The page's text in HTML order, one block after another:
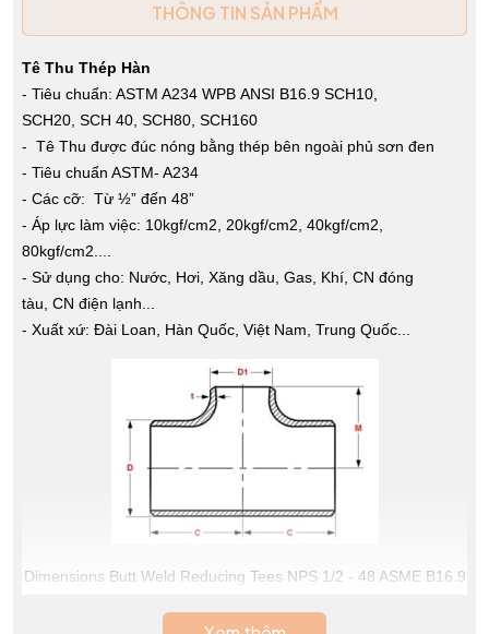
THÔNG TIN SẢN PHẨM
Tê Thu Thép Hàn
- Tiêu chuẩn: ASTM A234 WPB ANSI B16.9 SCH10,
SCH20, SCH 40, SCH80, SCH160
- Tê Thu được đúc nóng bằng thép bên ngoài phủ sơn đen
- Tiêu chuẩn ASTM- A234
- Các cỡ: Từ ½” đến 48”
- Áp lực làm việc: 10kgf/cm2, 20kgf/cm2, 40kgf/cm2,
80kgf/cm2....
- Sử dụng cho: Nước, Hơi, Xăng dầu, Gas, Khí, CN đóng
tàu, CN điện lạnh...
- Xuất xứ: Đài Loan, Hàn Quốc, Việt Nam, Trung Quốc...
Dimensions Butt Weld Reducing Tees NPS 1/2 - 48 ASME B16.9